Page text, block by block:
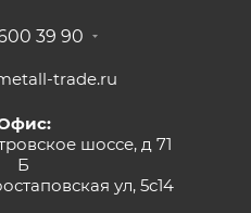
39 90
trade.ru
шоссе, д 71
Б
ул, 5с14